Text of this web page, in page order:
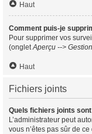
Haut
Comment puis-je
Pour supprimer vos
(ongletAperçu -->
Haut
Fichiers joints
Quels fichiers joints
L’administrateur peut
vous n’êtes pas sûr de